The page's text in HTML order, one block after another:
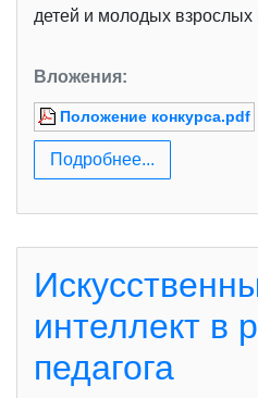
детей и молодых
Вложения:
Положение конкурса.pdf
Подробнее...
интеллект в
педагога